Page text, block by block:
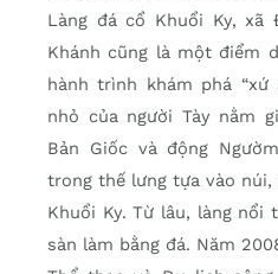
Làng đá cổ Khuổi Ky, xã
Khánh cũng là một điểm
hành trình khám phá “xứ
nhỏ của người Tày nằm
Bản Giốc và động
trong thế lưng tựa vào
Khuổi Ky. Từ lâu, làng nổi
sàn làm bằng đá. Năm